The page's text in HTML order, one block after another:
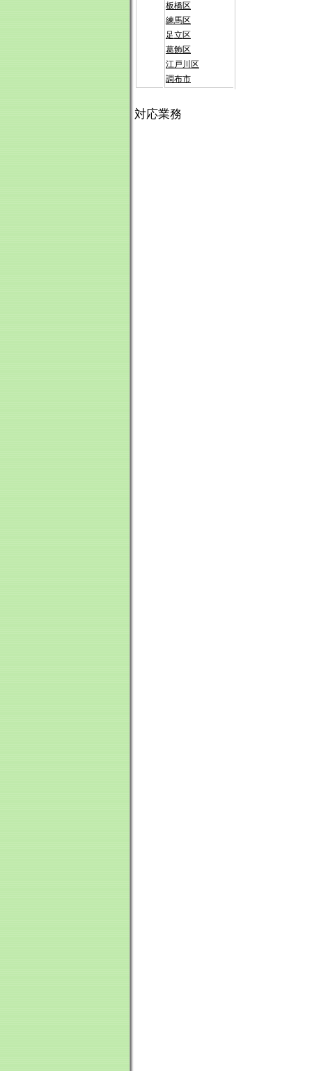
板橋区
練馬区
足立区
葛飾区
江戸川区
調布市
対応業務